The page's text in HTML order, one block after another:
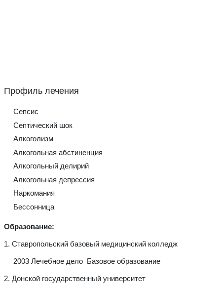
Сепсис
Септический шок
Алкоголизм
Алкогольная абстиненция
Алкогольный делирий
Алкогольная депрессия
Наркомания
Бессонница
Образование:
1. Ставропольский базовый медицинский колледж
2003 Лечебное дело Базовое образование
2. Донской государственный университет